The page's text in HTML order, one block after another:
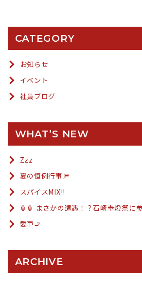
CATEGORY
お知らせ
イベント
社員ブログ
WHAT’S NEW
Zzz
夏の恒例行事🎆
スパイスMIX!!
🏮🏮 まさかの遭遇！？石崎奉燈祭に
愛車🚬
ARCHIVE